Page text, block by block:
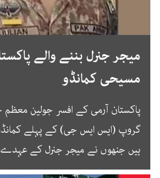
میجر جنرل بننے والے
مسیحی کمانڈو
پاکستان آرمی کے افسر جولین
گروپ (ایس ایس جی) کے پہلے
ہیں جنھوں نے میجر جنرل کے